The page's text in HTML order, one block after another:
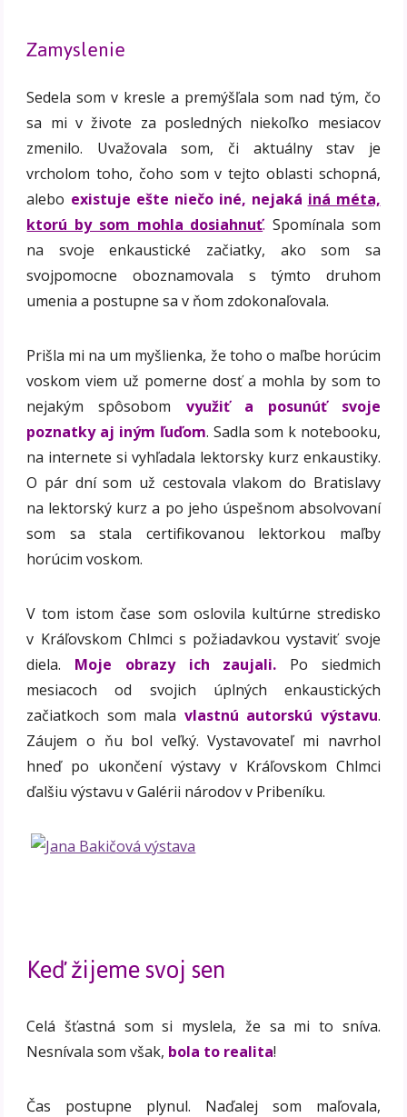
Zamyslenie
Sedela som v kresle a premýšľala som nad tým, čo
sa mi v živote za posledných niekoľko mesiacov
zmenilo. Uvažovala som, či aktuálny stav je
vrcholom toho, čoho som v tejto oblasti schopná,
alebo existuje ešte niečo iné, nejaká iná méta,
ktorú by som mohla dosiahnuť. Spomínala som
na svoje enkaustické začiatky, ako som sa
svojpomocne oboznamovala s týmto druhom
umenia a postupne sa v ňom zdokonaľovala.
Prišla mi na um myšlienka, že toho o maľbe horúcim
voskom viem už pomerne dosť a mohla by som to
nejakým spôsobom využiť a posunúť svoje
poznatky aj iným ľuďom. Sadla som k notebooku,
na internete si vyhľadala lektorsky kurz enkaustiky.
O pár dní som už cestovala vlakom do Bratislavy
na lektorský kurz a po jeho úspešnom absolvovaní
som sa stala certifikovanou lektorkou maľby
horúcim voskom.
V tom istom čase som oslovila kultúrne stredisko
v Kráľovskom Chlmci s požiadavkou vystaviť svoje
diela. Moje obrazy ich zaujali. Po siedmich
mesiacoch od svojich úplných enkaustických
začiatkoch som mala vlastnú autorskú výstavu.
Záujem o ňu bol veľký. Vystavovateľ mi navrhol
hneď po ukončení výstavy v Kráľovskom Chlmci
ďalšiu výstavu v Galérii národov v Pribeníku.
Keď žijeme svoj sen
Celá šťastná som si myslela, že sa mi to sníva.
Nesnívala som však, bola to realita!
Čas postupne plynul. Naďalej som maľovala,